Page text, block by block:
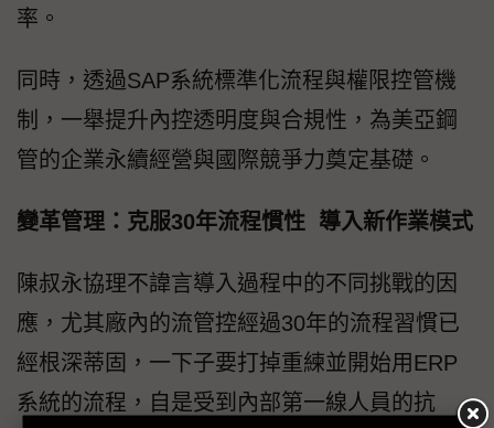
率。
同時，透過SAP系統標準化流程與權限控管機
制，一舉提升內控透明度與合規性，為美亞鋼
管的企業永續經營與國際競爭力奠定基礎。
變革管理：克服30年流程慣性 導入新作業模式
陳叔永協理不諱言導入過程中的不同挑戰的因
應，尤其廠內的流管控經過30年的流程習慣已
經根深蒂固，一下子要打掉重練並開始用ERP
系統的流程，自是受到內部第一線人員的抗